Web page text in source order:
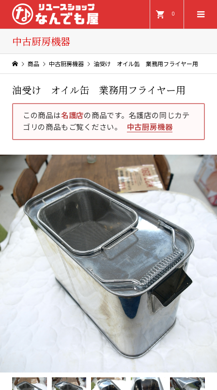
0
中古厨房機器
商品 中古厨房機器 油受け オイル缶 業務用フライヤー用
油受け オイル缶 業務用フライヤー用
この商品は名護店の商品です。名護店の同じカテ
ゴリの商品もご覧ください。
中古厨房機器